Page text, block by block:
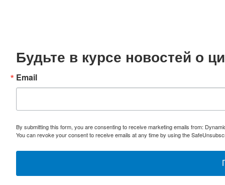
Будьте в курсе новостей о
Email
By submitting this form, you are consenting to receive marketing emails from:
You can revoke your consent to receive emails at any time by using the